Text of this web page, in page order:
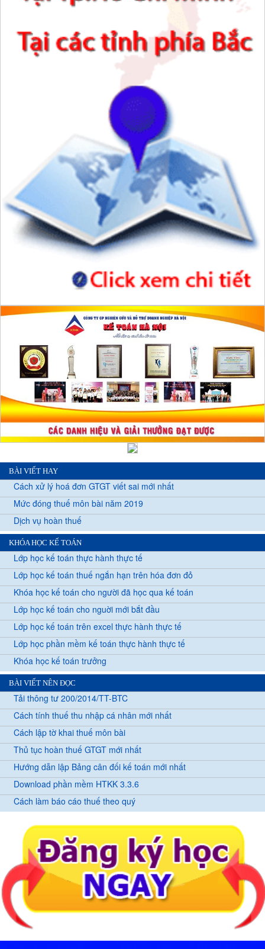
BÀI VIẾT HAY
Cách xử lý hoá đơn GTGT viết sai mới nhất
Mức đóng thuế môn bài năm 2019
Dịch vụ hoàn thuế
KHÓA HỌC KẾ TOÁN
Lớp học kế toán thực hành thực tế
Lớp học kế toán thuế ngắn hạn trên hóa đơn đỏ
Khóa học kế toán cho người đã học qua kế toán
Lớp học kế toán cho nguời mới bắt đầu
Lớp học kế toán trên excel thực hành thực tế
Lớp học phần mềm kế toán thực hành thực tế
Khóa học kế toán trưởng
BÀI VIẾT NÊN ĐỌC
Tải thông tư 200/2014/TT-BTC
Cách tính thuế thu nhập cá nhân mới nhất
Cách lập tờ khai thuế môn bài
Thủ tục hoàn thuế GTGT mới nhất
Hướng dẫn lập Bảng cân đối kế toán mới nhất
Download phần mềm HTKK 3.3.6
Cách làm báo cáo thuế theo quý